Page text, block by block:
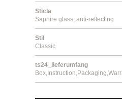
Sticla
Saphire glass, anti-reflecting
Stil
Classic
ts24_lieferumfang